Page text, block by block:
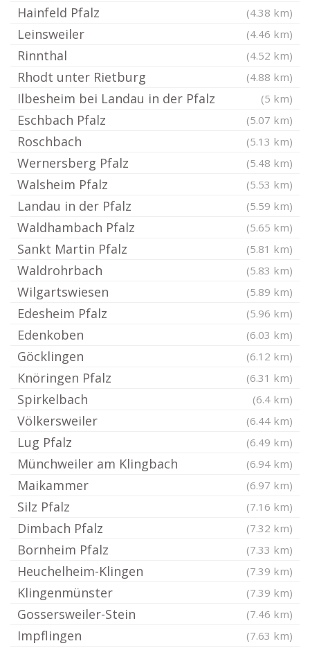
Hainfeld Pfalz (4.38 km)
Leinsweiler (4.46 km)
Rinnthal (4.52 km)
Rhodt unter Rietburg (4.88 km)
Ilbesheim bei Landau in der Pfalz (5 km)
Eschbach Pfalz (5.07 km)
Roschbach (5.13 km)
Wernersberg Pfalz (5.48 km)
Walsheim Pfalz (5.53 km)
Landau in der Pfalz (5.59 km)
Waldhambach Pfalz (5.65 km)
Sankt Martin Pfalz (5.81 km)
Waldrohrbach (5.83 km)
Wilgartswiesen (5.89 km)
Edesheim Pfalz (5.96 km)
Edenkoben (6.03 km)
Göcklingen (6.12 km)
Knöringen Pfalz (6.31 km)
Spirkelbach (6.4 km)
Völkersweiler (6.44 km)
Lug Pfalz (6.49 km)
Münchweiler am Klingbach (6.94 km)
Maikammer (6.97 km)
Silz Pfalz (7.16 km)
Dimbach Pfalz (7.32 km)
Bornheim Pfalz (7.33 km)
Heuchelheim-Klingen (7.39 km)
Klingenmünster (7.39 km)
Gossersweiler-Stein (7.46 km)
Impflingen (7.63 km)